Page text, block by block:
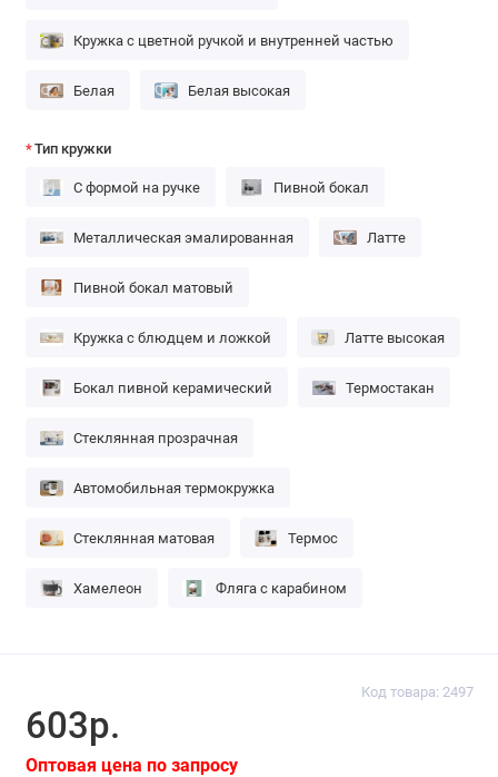
Код товара: 2497
603р.
Оптовая цена по запросу
Кружка с цветной ручкой и внутренней частью
Белая Белая высокая
Тип кружки
С формой на ручке Пивной бокал
Металлическая эмалированная Латте
Пивной бокал матовый
Кружка с блюдцем и ложкой Латте высокая
Бокал пивной керамический Термостакан
Стеклянная прозрачная
Автомобильная термокружка
Стеклянная матовая Термос
Хамелеон Фляга с карабином